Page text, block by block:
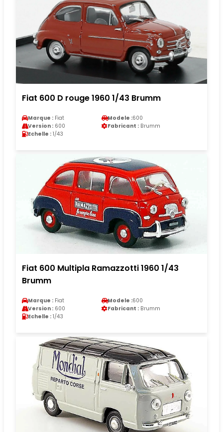
Fiat 600 D rouge 1960 1/43 Brumm
Marque : Fiat Modele :600
Version : 600 Fabricant : Brumm
Echelle : 1/43
Fiat 600 Multipla Ramazzotti 1960 1/43
Brumm
Marque : Fiat Modele :600
Version : 600 Fabricant : Brumm
Echelle : 1/43